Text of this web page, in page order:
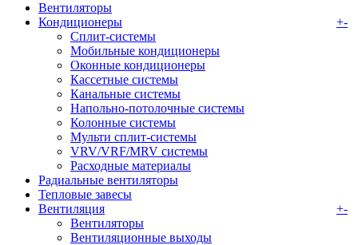
Вентиляторы
Кондиционеры
+-
Сплит-системы
Мобильные кондиционеры
Оконные кондиционеры
Кассетные системы
Канальные системы
Напольно-потолочные системы
Колонные системы
Мульти сплит-системы
VRV/VRF/MRV системы
Расходные материалы
Радиальные вентиляторы
Тепловые завесы
Вентиляция
+-
Вентиляторы
Вентиляционные выходы